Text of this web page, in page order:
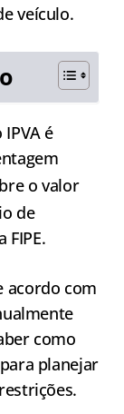
veículo.
é
o valor
de
acordo com
como
planejar